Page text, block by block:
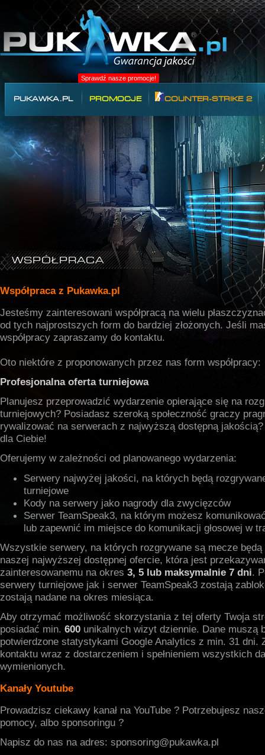
Sprawdź nasze promocje!
PUKAWKA.PL PROMOCJE COUNTER-STRIKE 2
WSPÓŁPRACA
Współpraca z Pukawka.pl
Jesteśmy zainteresowani współpracą na wielu
od tych najprostszych form do bardziej złożonych. Jeśli
współpracy zapraszamy do kontaktu.
Oto niektóre z proponowanych przez nas form współpracy:
Profesjonalna oferta turniejowa
Planujesz przeprowadzić wydarzenie opierające się na
turniejowych? Posiadasz szeroką społeczność graczy
rywalizować na serwerach z najwyższą dostępną
dla Ciebie!
Oferujemy w zależności od planowanego wydarzenia:
Serwery najwyżej jakości, na których będą
turniejowe
Kody na serwery jako nagrody dla zwycięzców
Serwer TeamSpeak3, na którym możesz
lub zapewnić im miejsce do komunikacji głosowej w
Wszystkie serwery, na których rozgrywane są mecze będą
naszej najwyższej dostępnej ofercie, która jest
zainteresowanemu na okres 3, 5 lub maksymalnie 7 dni.
serwery turniejowe jak i serwer TeamSpeak3 zostają
zostają nadane na okres miesiąca.
Aby otrzymać możliwość skorzystania z tej oferty Twoja
posiadać min. 600 unikalnych wizyt dziennie. Dane muszą
potwierdzone statystykami Google Analytics z min. 31 dni.
kontaktu wraz z dostarczeniem i spełnieniem wszystkich
wymienionych.
Kanały Youtube
Prowadzisz ciekawy kanał na YouTube ? Potrzebujesz
pomocy, albo sponsoringu ?
Napisz do nas na adres: sponsoring@pukawka.pl